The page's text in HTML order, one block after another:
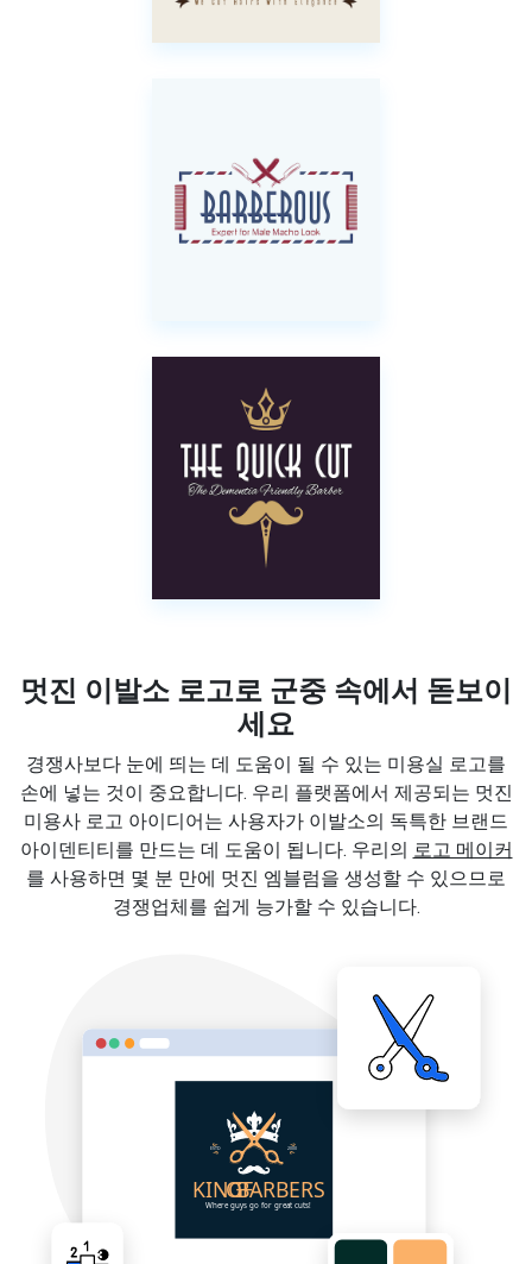
멋진 이발소 로고로 군중 속에서 돋보이
세요
경쟁사보다 눈에 띄는 데 도움이 될 수 있는 미용실 로고를
손에 넣는 것이 중요합니다. 우리 플랫폼에서 제공되는 멋진
미용사 로고 아이디어는 사용자가 이발소의 독특한 브랜드
아이덴티티를 만드는 데 도움이 됩니다. 우리의 로고 메이커
를 사용하면 몇 분 만에 멋진 엠블럼을 생성할 수 있으므로
경쟁업체를 쉽게 능가할 수 있습니다.